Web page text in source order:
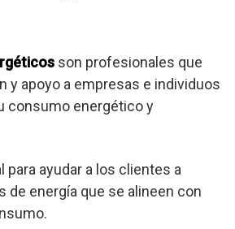
son profesionales que
y apoyo a empresas e individuos
consumo energético y
para ayudar a los clientes a
de energía que se alineen con